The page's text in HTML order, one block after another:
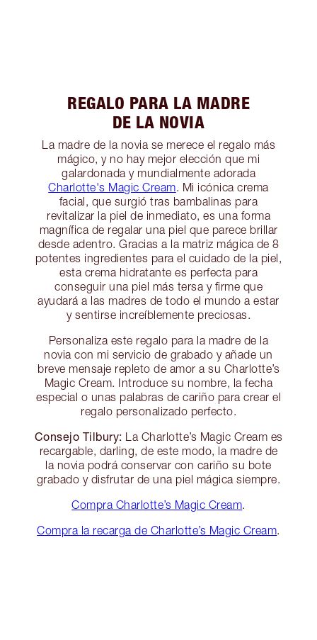
REGALO PARA LA MADRE
DE LA NOVIA
La madre de la novia se merece el regalo más
mágico, y no hay mejor elección que mi
galardonada y mundialmente adorada
Charlotte's Magic Cream. Mi icónica crema
facial, que surgió tras bambalinas para
revitalizar la piel de inmediato, es una forma
magnífica de regalar una piel que parece brillar
desde adentro. Gracias a la matriz mágica de 8
potentes ingredientes para el cuidado de la piel,
esta crema hidratante es perfecta para
conseguir una piel más tersa y firme que
ayudará a las madres de todo el mundo a estar
y sentirse increíblemente preciosas.
Personaliza este regalo para la madre de la
novia con mi servicio de grabado y añade un
breve mensaje repleto de amor a su Charlotte’s
Magic Cream. Introduce su nombre, la fecha
especial o unas palabras de cariño para crear el
regalo personalizado perfecto.
Consejo Tilbury: La Charlotte’s Magic Cream es
recargable, darling, de este modo, la madre de
la novia podrá conservar con cariño su bote
grabado y disfrutar de una piel mágica siempre.
Compra Charlotte’s Magic Cream.
Compra la recarga de Charlotte’s Magic Cream.